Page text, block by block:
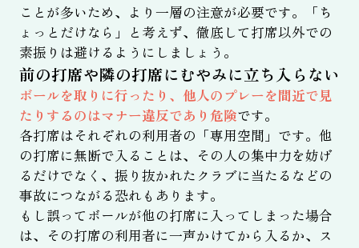
ことが多いため、より一層の注意が必要です。「ち
ょっとだけなら」と考えず、徹底して打席以外での
素振りは避けるようにしましょう。
前の打席や隣の打席にむやみに立ち入らない
ボールを取りに行ったり、他人のプレーを間近で見
たりするのはマナー違反であり危険です。
各打席はそれぞれの利用者の「専用空間」です。他
の打席に無断で入ることは、その人の集中力を妨げ
るだけでなく、振り抜かれたクラブに当たるなどの
事故につながる恐れもあります。
もし誤ってボールが他の打席に入ってしまった場合
は、その打席の利用者に一声かけてから入るか、ス